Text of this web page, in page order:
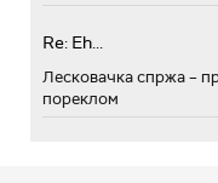
Re: Eh...
Лесковачка спржа –
пореклом